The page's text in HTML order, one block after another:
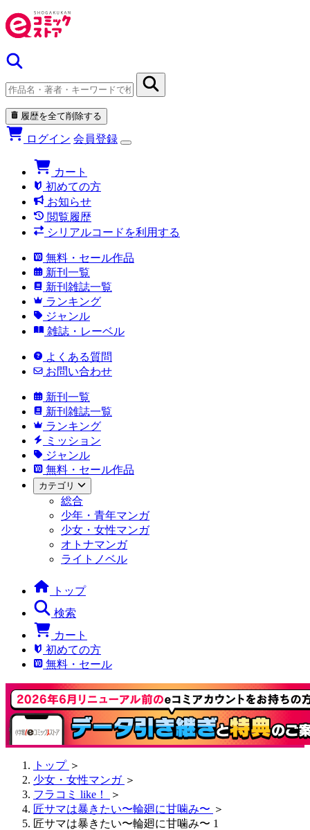
履歴を全て削除する
ログイン 会員登録
カート
初めての方
お知らせ
閲覧履歴
シリアルコードを利用する
無料・セール作品
新刊一覧
新刊雑誌一覧
ランキング
ジャンル
雑誌・レーベル
よくある質問
お問い合わせ
新刊一覧
新刊雑誌一覧
ランキング
ミッション
ジャンル
無料・セール作品
カテゴリ
総合
少年・青年マンガ
少女・女性マンガ
オトナマンガ
ライトノベル
トップ
検索
カート
初めての方
無料・セール
トップ ＞
少女・女性マンガ ＞
フラコミ like！
＞
匠サマは暴きたい〜輪廻に甘噛み〜 ＞
匠サマは暴きたい〜輪廻に甘噛み〜 1